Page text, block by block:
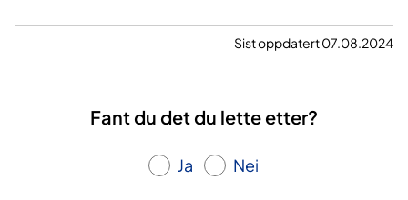
Sist oppdatert 07.08.2024
Fant du det du lette etter?
Ja Nei